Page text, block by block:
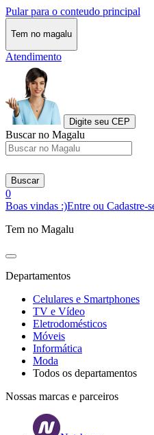
Pular para o conteudo principal
Tem no magalu
Atendimento
Digite seu CEP
Buscar no Magalu
Buscar
0
Boas vindas :)Entre ou Cadastre-
Tem no Magalu
Departamentos
Celulares e Smartphones
TV e Vídeo
Eletrodomésticos
Móveis
Informática
Moda
Todos os departamentos
Nossas marcas e parceiros